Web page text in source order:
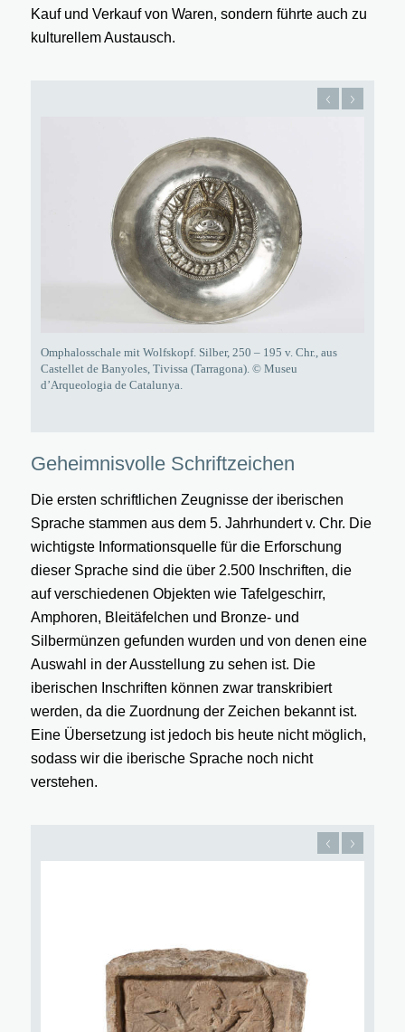
Kauf und Verkauf von Waren, sondern führte auch zu
kulturellem Austausch.
Omphalosschale mit Wolfskopf. Silber, 250 – 195 v. Chr., aus
Castellet de Banyoles, Tivissa (Tarragona). © Museu
d’Arqueologia de Catalunya.
Geheimnisvolle Schriftzeichen
Die ersten schriftlichen Zeugnisse der iberischen
Sprache stammen aus dem 5. Jahrhundert v. Chr. Die
wichtigste Informationsquelle für die Erforschung
dieser Sprache sind die über 2.500 Inschriften, die
auf verschiedenen Objekten wie Tafelgeschirr,
Amphoren, Bleitäfelchen und Bronze- und
Silbermünzen gefunden wurden und von denen eine
Auswahl in der Ausstellung zu sehen ist. Die
iberischen Inschriften können zwar transkribiert
werden, da die Zuordnung der Zeichen bekannt ist.
Eine Übersetzung ist jedoch bis heute nicht möglich,
sodass wir die iberische Sprache noch nicht
verstehen.